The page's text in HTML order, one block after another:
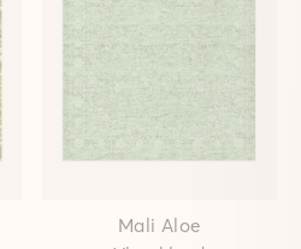
Mali Aloe